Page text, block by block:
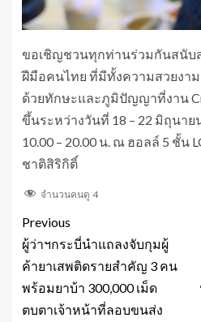
ขอเชิญชวนทุกท่านร่วมกันสนับ
ฝีมือคนไทย ที่มีทั้งความสวยงา
ด้วยทักษะและภูมิปัญญาที่งาน
ขึ้นระหว่างวันที่ 18 – 22 มิถุนาย
10.00 – 20.00 น. ณ ฮอลล์ 5 ชั้น
ชาติสิริกิติ์
จำนวนคนดู 4
Previous
ผู้ว่าฯกระบี่นำแถลงจับกุมผู้
ค้ายาเสพติดรายสำคัญ 3 คน
พร้อมยาบ้า 300,000 เม็ด
ตบตาเจ้าหน้าที่ลอบขนส่ง